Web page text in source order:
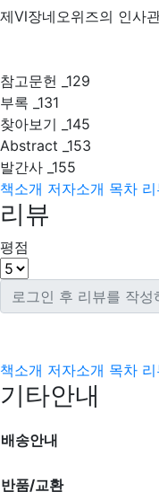
제Ⅵ장네오위즈의 인사
참고문헌 _129
부록 _131
찾아보기 _145
Abstract _153
발간사 _155
책소개 저자소개 목차
리뷰
평점
책소개 저자소개 목차
기타안내
배송안내
반품/교환